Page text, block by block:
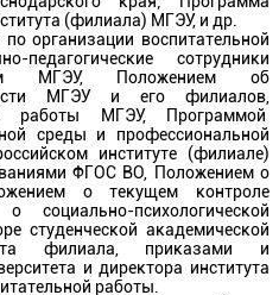
(филиала) МГЭУ, и др.
организации воспитательной
сотрудники
МГЭУ, Положением об
МГЭУ и его филиалов,
работы МГЭУ, Программой
среды и профессиональной
институте (филиале)
ФГОС ВО, Положением о
о текущем контроле
социально-психологической
студенческой академической
филиала, приказами и
и директора института
работы.